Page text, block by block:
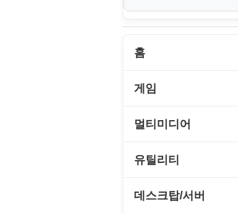
홈
게임
게임 관련 툴
멀티미디어
CD/DVD 재생기
유틸리티
CD/CDR/DVD
데스크탑/서버